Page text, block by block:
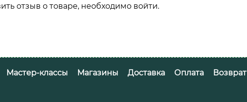
отзыв о товаре, необходимо войти.
Мастер-классы Магазины Доставка Оплата Возврат